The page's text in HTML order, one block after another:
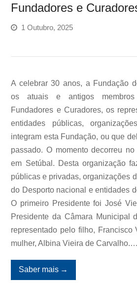
Fundadores e
1 Outubro, 2025
A celebrar 30 anos, a Fundação
os atuais e antigos
Fundadores e Curadores, os
entidades públicas,
integram esta Fundação, ou que
passado. O momento decorreu
em Setúbal. Desta organização
públicas e privadas, organizações
do Desporto nacional e entidades
O primeiro Presidente foi José
Presidente da Câmara Municipal
representado pelo filho, Francisco
mulher, Albina Vieira de Carvalho.…
Saber mais →